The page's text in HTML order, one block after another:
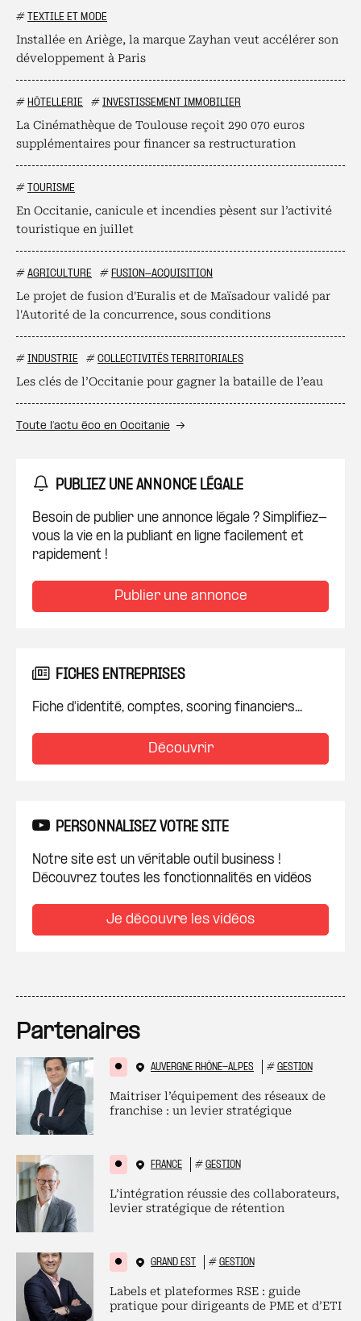
# TEXTILE ET MODE
Installée en Ariège, la marque Zayhan veut accélérer son
développement à Paris
# HÔTELLERIE # INVESTISSEMENT IMMOBILIER
La Cinémathèque de Toulouse reçoit 290 070 euros
supplémentaires pour financer sa restructuration
# TOURISME
En Occitanie, canicule et incendies pèsent sur l’activité
touristique en juillet
# AGRICULTURE # FUSION-ACQUISITION
Le projet de fusion d'Euralis et de Maïsadour validé par
l'Autorité de la concurrence, sous conditions
# INDUSTRIE # COLLECTIVITÉS TERRITORIALES
Les clés de l’Occitanie pour gagner la bataille de l’eau
Toute l’actu éco en Occitanie
PUBLIEZ UNE ANNONCE LÉGALE
Besoin de publier une annonce légale ? Simplifiez-
vous la vie en la publiant en ligne facilement et
rapidement !
Publier une annonce
FICHES ENTREPRISES
Fiche d'identité, comptes, scoring financiers...
Découvrir
PERSONNALISEZ VOTRE SITE
Notre site est un véritable outil business !
Découvrez toutes les fonctionnalités en vidéos
Je découvre les vidéos
Partenaires
AUVERGNE RHÔNE-ALPES # GESTION
Maitriser l’équipement des réseaux de
franchise : un levier stratégique
FRANCE # GESTION
L’intégration réussie des collaborateurs,
levier stratégique de rétention
GRAND EST # GESTION
Labels et plateformes RSE : guide
pratique pour dirigeants de PME et d’ETI